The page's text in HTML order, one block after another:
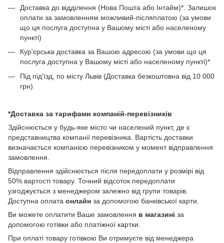
Доставка до відділення (Нова Пошта або Інтайм)*. Залишок
оплати за замовленням можливий-післяплатою (за умови
що ця послуга доступна у Вашому місті або населеному
пункті)
Кур'єрська доставка за Вашою адресою (за умови що ця
послуга доступна у Вашому місті або населеному пункті)*
Під під'їзд, по місту Львів (Доставка безкоштовна від 10 000
грн)
*Доставка за тарифами компаній-перевізників
Здійснюється у будь-яке місто чи населений пункт, де є
представництва компанії перевізника. Вартість доставки
визначається компанією перевізником у момент відправлення
замовлення.
Відправлення здійснюється після передоплати у розмірі від
50% вартості товару. Точний відсоток передоплати
узгоджується з менеджером залежно від групи товарів.
Доступна оплата онлайн за допомогою банківської карти.
Ви можете оплатити Ваше замовлення в магазині за
допомогою готівки або платіжної картки.
При оплаті товару готівкою Ви отримуєте від менеджера